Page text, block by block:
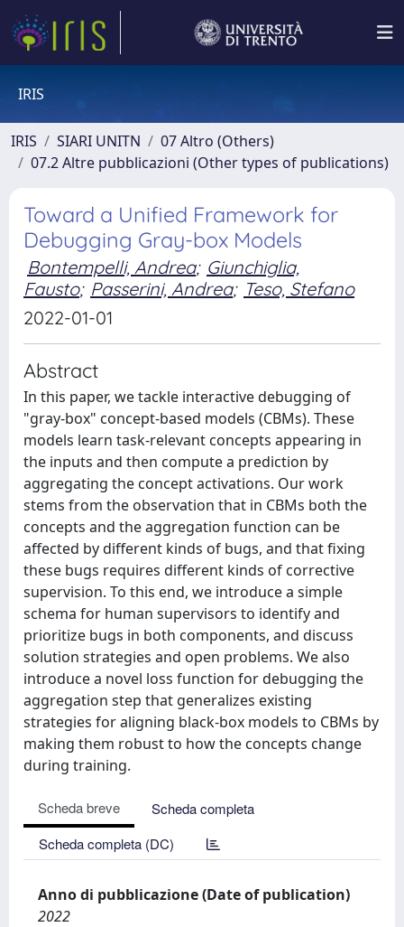
IRIS
IRIS SIARI UNITN
07 Altro (Others)
07.2 Altre pubblicazioni (Other types of publications)
Toward a Unified Framework for
Debugging Gray-box Models
Bontempelli, Andrea; Giunchiglia,
Fausto; Passerini, Andrea; Teso, Stefano
2022-01-01
Abstract
In this paper, we tackle interactive debugging of
"gray-box" concept-based models (CBMs). These
models learn task-relevant concepts appearing in
the inputs and then compute a prediction by
aggregating the concept activations. Our work
stems from the observation that in CBMs both the
concepts and the aggregation function can be
affected by different kinds of bugs, and that fixing
these bugs requires different kinds of corrective
supervision. To this end, we introduce a simple
schema for human supervisors to identify and
prioritize bugs in both components, and discuss
solution strategies and open problems. We also
introduce a novel loss function for debugging the
aggregation step that generalizes existing
strategies for aligning black-box models to CBMs by
making them robust to how the concepts change
during training.
Scheda breve
Scheda completa
Scheda completa (DC)
Anno di pubblicazione (Date of publication)
2022